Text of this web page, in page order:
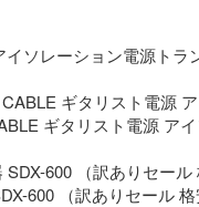
ソレーション電源トラ
ギタリスト電源 ア
600 （訳ありセール